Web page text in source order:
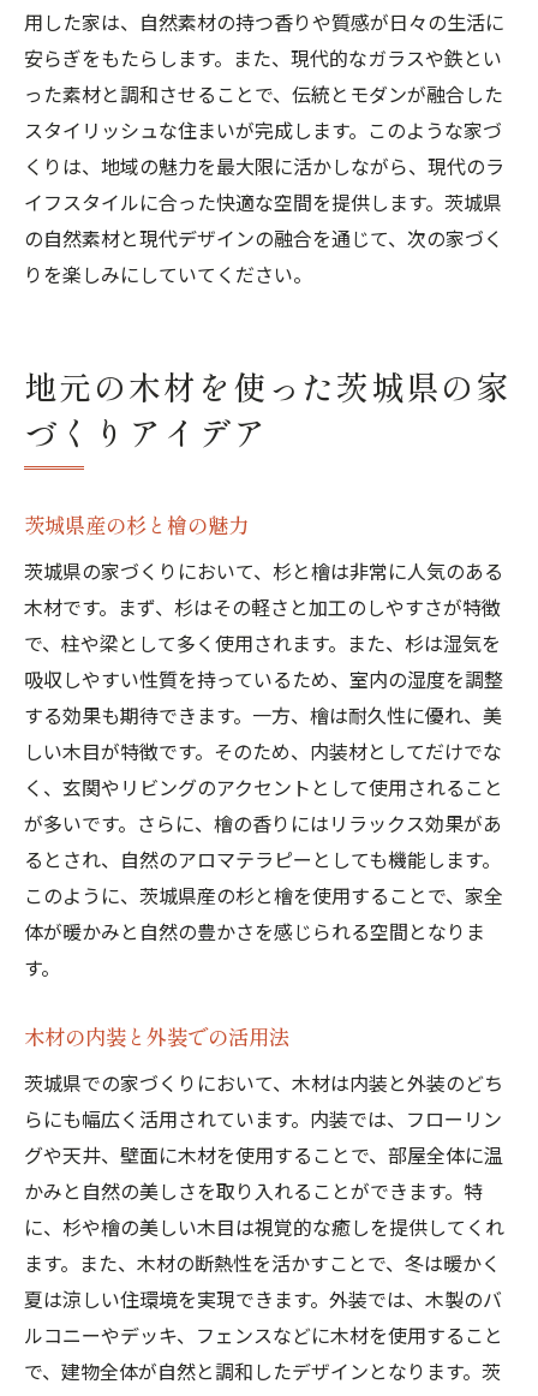
用した家は、自然素材の持つ香りや質感が日々の生活に
安らぎをもたらします。また、現代的なガラスや鉄とい
った素材と調和させることで、伝統とモダンが融合した
スタイリッシュな住まいが完成します。このような家づ
くりは、地域の魅力を最大限に活かしながら、現代のラ
イフスタイルに合った快適な空間を提供します。茨城県
の自然素材と現代デザインの融合を通じて、次の家づく
りを楽しみにしていてください。
地元の木材を使った茨城県の家
づくりアイデア
茨城県産の杉と檜の魅力
茨城県の家づくりにおいて、杉と檜は非常に人気のある
木材です。まず、杉はその軽さと加工のしやすさが特徴
で、柱や梁として多く使用されます。また、杉は湿気を
吸収しやすい性質を持っているため、室内の湿度を調整
する効果も期待できます。一方、檜は耐久性に優れ、美
しい木目が特徴です。そのため、内装材としてだけでな
く、玄関やリビングのアクセントとして使用されること
が多いです。さらに、檜の香りにはリラックス効果があ
るとされ、自然のアロマテラピーとしても機能します。
このように、茨城県産の杉と檜を使用することで、家全
体が暖かみと自然の豊かさを感じられる空間となりま
す。
木材の内装と外装での活用法
茨城県での家づくりにおいて、木材は内装と外装のどち
らにも幅広く活用されています。内装では、フローリン
グや天井、壁面に木材を使用することで、部屋全体に温
かみと自然の美しさを取り入れることができます。特
に、杉や檜の美しい木目は視覚的な癒しを提供してくれ
ます。また、木材の断熱性を活かすことで、冬は暖かく
夏は涼しい住環境を実現できます。外装では、木製のバ
ルコニーやデッキ、フェンスなどに木材を使用すること
で、建物全体が自然と調和したデザインとなります。茨